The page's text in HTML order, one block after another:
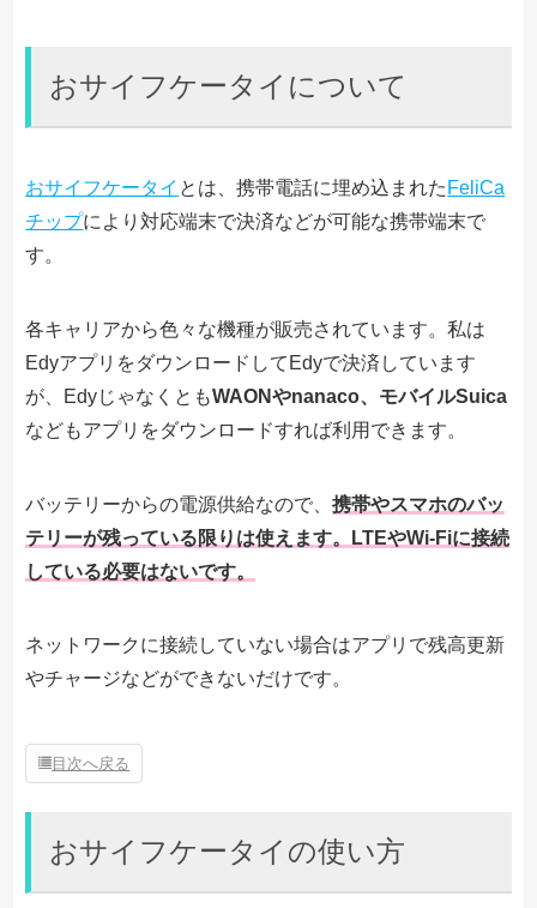
おサイフケータイについて
おサイフケータイ とは、携帯電話に埋め込まれた FeliCa
チップにより対応端末で決済などが可能な携帯端末で
す。
各キャリアから色々な機種が販売されています。私は
EdyアプリをダウンロードしてEdyで決済しています
が、EdyじゃなくともWAONやnanaco、モバイルSuica
などもアプリをダウンロードすれば利用できます。
バッテリーからの電源供給なので、携帯やスマホのバッ
テリーが残っている限りは使えます。LTEやWi-Fiに接続
している必要はないです。
ネットワークに接続していない場合はアプリで残高更新
やチャージなどができないだけです。
目次へ戻る
おサイフケータイの使い方